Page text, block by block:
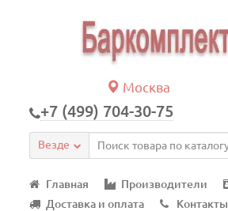
Москва
+7 (499) 704-30-75
Везде
Главная Производители
Доставка и оплата
Контакты